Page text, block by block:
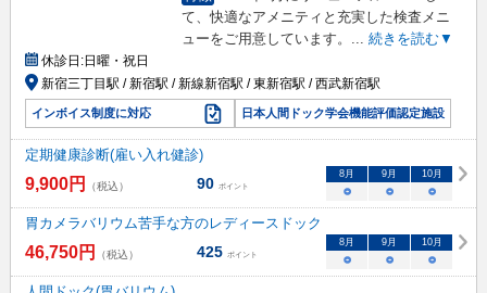
て、快適なアメニティと充実した検査メニ
ューをご用意しています。 ... 続きを読む▼
休診日:日曜・祝日
新宿三丁目駅 / 新宿駅 / 新線新宿駅 / 東新宿駅 / 西武新宿駅
インボイス制度に対応 日本人間ドック学会機能評価認定施設
定期健康診断(雇い入れ健診)
9,900円 （税込） 90 ポイント
8月 9月 10月
○ ○ ○
胃カメラバリウム苦手な方のレディースドック
46,750円 （税込） 425 ポイント
8月 9月 10月
○ ○ ○